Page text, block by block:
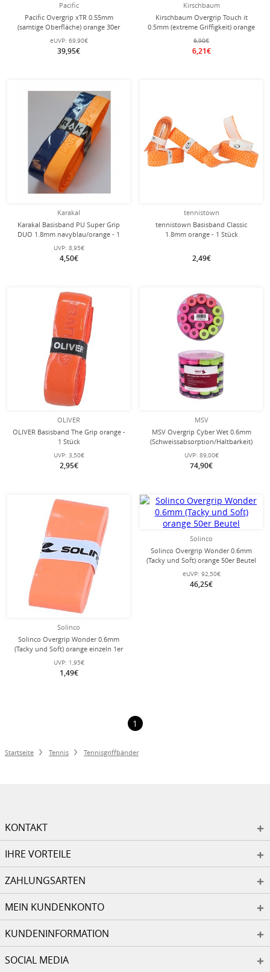
Pacific
Pacific Overgrip xTR 0.55mm
(samtige Oberfläche) orange 30er
Clip-Beutel
eUVP: 69,90€
39,95€
Kirschbaum
Kirschbaum Overgrip Touch it
0.5mm (extreme Griffigkeit) orange
3er
6,90€
6,21€
Karakal
Karakal Basisband PU Super Grip
DUO 1.8mm navyblau/orange - 1
Stück
UVP: 8,95€
4,50€
tennistown
tennistown Basisband Classic
1.8mm orange - 1 Stück
2,49€
OLIVER
OLIVER Basisband The Grip orange -
1 Stück
UVP: 3,50€
2,95€
MSV
MSV Overgrip Cyber Wet 0.6mm
(Schweissabsorption/Haltbarkeit)
neongelb/orange/pink 60er Box
UVP: 89,00€
74,90€
Solinco
Solinco Overgrip Wonder 0.6mm
(Tacky und Soft) orange einzeln 1er
UVP: 1,95€
1,49€
Solinco
Solinco Overgrip Wonder 0.6mm
(Tacky und Soft) orange 50er Beutel
eUVP: 92,50€
46,25€
1
Startseite Tennis Tennisgriffbänder
KONTAKT
IHRE VORTEILE
ZAHLUNGSARTEN
MEIN KUNDENKONTO
KUNDENINFORMATION
SOCIAL MEDIA